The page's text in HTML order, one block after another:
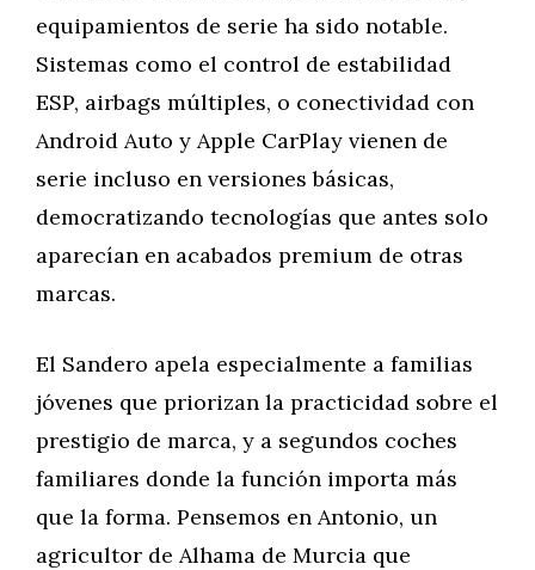
equipamientos de serie ha sido notable.
Sistemas como el control de estabilidad
ESP, airbags múltiples, o conectividad con
Android Auto y Apple CarPlay vienen de
serie incluso en versiones básicas,
democratizando tecnologías que antes solo
aparecían en acabados premium de otras
marcas.
El Sandero apela especialmente a familias
jóvenes que priorizan la practicidad sobre el
prestigio de marca, y a segundos coches
familiares donde la función importa más
que la forma. Pensemos en Antonio, un
agricultor de Alhama de Murcia que